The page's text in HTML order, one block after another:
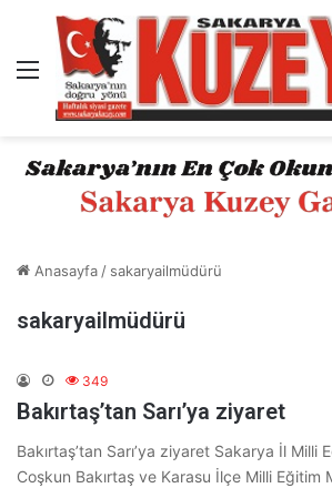
Menü
Anasayfa/ sakaryailmüdürü
sakaryailmüdürü
349
Bakırtaş’tan Sarı’ya ziyaret
Bakırtaş’tan Sarı’ya ziyaret Sakarya İl Milli
Coşkun Bakırtaş ve Karasu İlçe Milli Eğitim